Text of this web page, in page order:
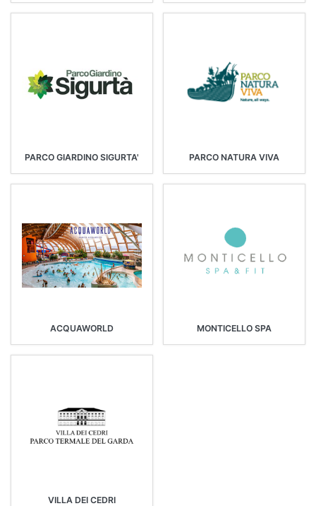
PARCO GIARDINO SIGURTA' PARCO NATURA VIVA
ACQUAWORLD MONTICELLO SPA
VILLA DEI CEDRI